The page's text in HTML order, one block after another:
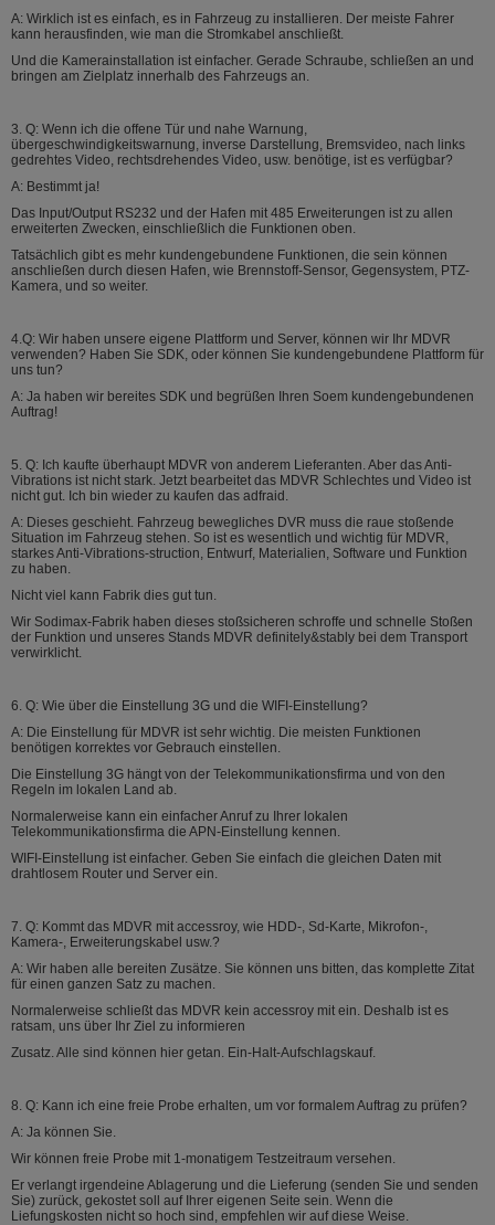
A: Wirklich ist es einfach, es in Fahrzeug zu installieren. Der meiste Fahrer
kann herausfinden, wie man die Stromkabel anschließt.
Und die Kamerainstallation ist einfacher. Gerade Schraube, schließen an und
bringen am Zielplatz innerhalb des Fahrzeugs an.
3. Q: Wenn ich die offene Tür und nahe Warnung,
übergeschwindigkeitswarnung, inverse Darstellung, Bremsvideo, nach links
gedrehtes Video, rechtsdrehendes Video, usw. benötige, ist es verfügbar?
A: Bestimmt ja!
Das Input/Output RS232 und der Hafen mit 485 Erweiterungen ist zu allen
erweiterten Zwecken, einschließlich die Funktionen oben.
Tatsächlich gibt es mehr kundengebundene Funktionen, die sein können
anschließen durch diesen Hafen, wie Brennstoff-Sensor, Gegensystem, PTZ-
Kamera, und so weiter.
4.Q: Wir haben unsere eigene Plattform und Server, können wir Ihr MDVR
verwenden? Haben Sie SDK, oder können Sie kundengebundene Plattform für
uns tun?
A: Ja haben wir bereites SDK und begrüßen Ihren Soem kundengebundenen
Auftrag!
5. Q: Ich kaufte überhaupt MDVR von anderem Lieferanten. Aber das Anti-
Vibrations ist nicht stark. Jetzt bearbeitet das MDVR Schlechtes und Video ist
nicht gut. Ich bin wieder zu kaufen das adfraid.
A: Dieses geschieht. Fahrzeug bewegliches DVR muss die raue stoßende
Situation im Fahrzeug stehen. So ist es wesentlich und wichtig für MDVR,
starkes Anti-Vibrations-struction, Entwurf, Materialien, Software und Funktion
zu haben.
Nicht viel kann Fabrik dies gut tun.
Wir Sodimax-Fabrik haben dieses stoßsicheren schroffe und schnelle Stoßen
der Funktion und unseres Stands MDVR definitely&stably bei dem Transport
verwirklicht.
6. Q: Wie über die Einstellung 3G und die WIFI-Einstellung?
A: Die Einstellung für MDVR ist sehr wichtig. Die meisten Funktionen
benötigen korrektes vor Gebrauch einstellen.
Die Einstellung 3G hängt von der Telekommunikationsfirma und von den
Regeln im lokalen Land ab.
Normalerweise kann ein einfacher Anruf zu Ihrer lokalen
Telekommunikationsfirma die APN-Einstellung kennen.
WIFI-Einstellung ist einfacher. Geben Sie einfach die gleichen Daten mit
drahtlosem Router und Server ein.
7. Q: Kommt das MDVR mit accessroy, wie HDD-, Sd-Karte, Mikrofon-,
Kamera-, Erweiterungskabel usw.?
A: Wir haben alle bereiten Zusätze. Sie können uns bitten, das komplette Zitat
für einen ganzen Satz zu machen.
Normalerweise schließt das MDVR kein accessroy mit ein. Deshalb ist es
ratsam, uns über Ihr Ziel zu informieren
Zusatz. Alle sind können hier getan. Ein-Halt-Aufschlagskauf.
8. Q: Kann ich eine freie Probe erhalten, um vor formalem Auftrag zu prüfen?
A: Ja können Sie.
Wir können freie Probe mit 1-monatigem Testzeitraum versehen.
Er verlangt irgendeine Ablagerung und die Lieferung (senden Sie und senden
Sie) zurück, gekostet soll auf Ihrer eigenen Seite sein. Wenn die
Liefungskosten nicht so hoch sind, empfehlen wir auf diese Weise.